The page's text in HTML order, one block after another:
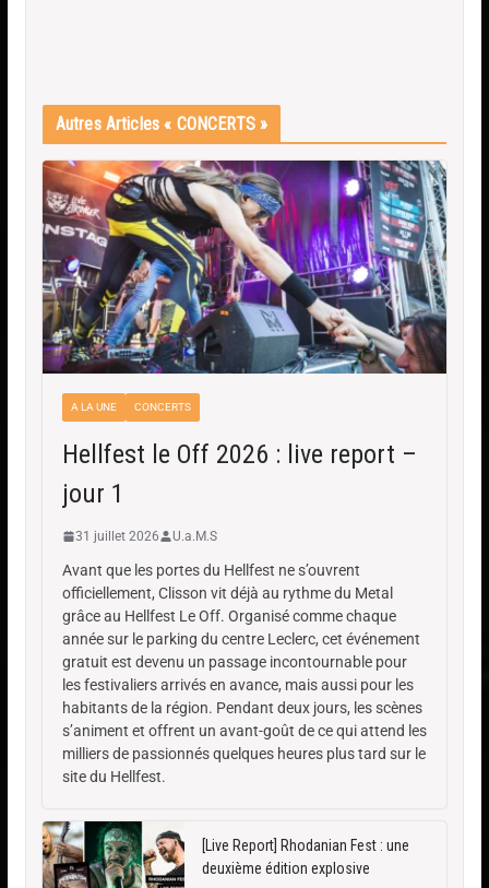
Autres Articles « CONCERTS »
A LA UNE CONCERTS
Hellfest le Off 2026 : live report –
jour 1
31 juillet 2026 U.a.M.S
Avant que les portes du Hellfest ne s’ouvrent
officiellement, Clisson vit déjà au rythme du Metal
grâce au Hellfest Le Off. Organisé comme chaque
année sur le parking du centre Leclerc, cet événement
gratuit est devenu un passage incontournable pour
les festivaliers arrivés en avance, mais aussi pour les
habitants de la région. Pendant deux jours, les scènes
s’animent et offrent un avant-goût de ce qui attend les
milliers de passionnés quelques heures plus tard sur le
site du Hellfest.
[Live Report] Rhodanian Fest : une
deuxième édition explosive